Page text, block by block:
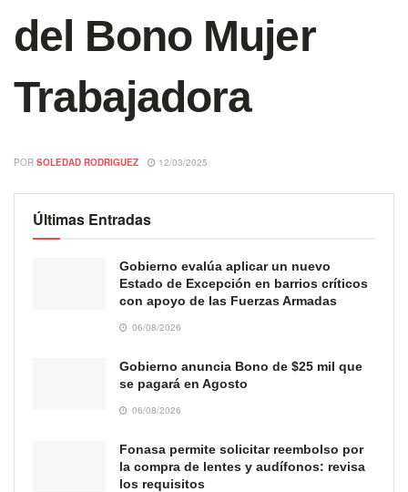
del Bono Mujer
Trabajadora
POR SOLEDAD RODRIGUEZ 12/03/2025
Últimas Entradas
Gobierno evalúa aplicar un nuevo
Estado de Excepción en barrios críticos
con apoyo de las Fuerzas Armadas
06/08/2026
Gobierno anuncia Bono de $25 mil que
se pagará en Agosto
06/08/2026
Fonasa permite solicitar reembolso por
la compra de lentes y audífonos: revisa
los requisitos